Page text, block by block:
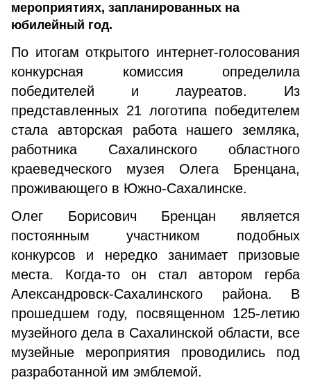
мероприятиях, запланированных на
юбилейный год.
По итогам открытого интернет-голосования
кон­курсная комиссия определила
победителей и лауреатов. Из
представленных 21 логотипа победителем
стала ав­торская работа нашего земляка,
работника Сахалинского областного
краеведческого музея Олега Бренцана,
про­живающего в Южно-Сахалинске.
Олег Борисович Бренцан является
постоянным участником подобных
конкурсов и нередко занимает призовые
места. Когда-то он стал автором герба
Алек­сандровск-Сахалинского района. В
прошедшем году, посвященном 125-летию
музейного дела в Сахалинской области, все
музейные мероприятия проводились под
разработанной им эмблемой.